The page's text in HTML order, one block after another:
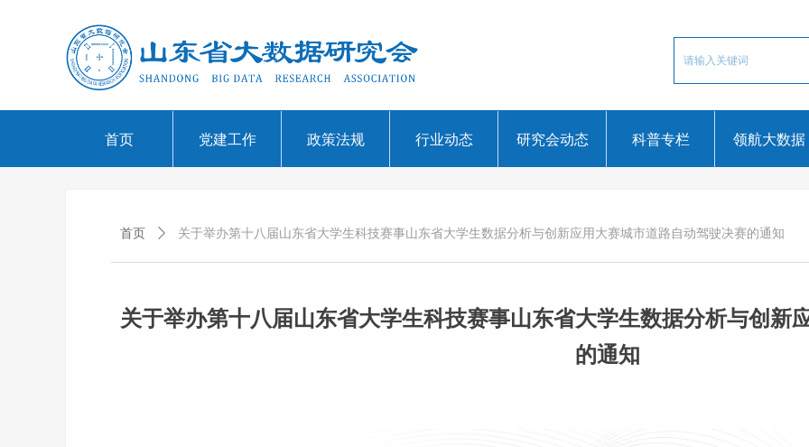
首页 党建工作 政策法规 行业动态 研究会动态 科普专栏 领航大数据
关于举办第十八届山东省大学生科技赛事山东省大学生数据分析与创新
的通知
首页 ꄲ 关于举办第十八届山东省大学生科技赛事山东省大学生数据分析与创新应用大赛城市道路自动驾驶决赛的通知